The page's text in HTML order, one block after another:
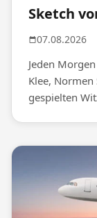
Sketch
07.08.2026
Jeden
Klee,
gespielten